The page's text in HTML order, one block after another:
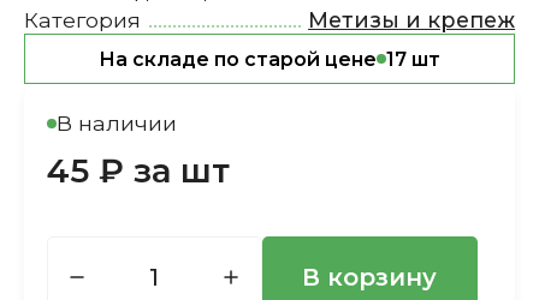
Категория
Метизы и крепеж
На складе по старой цене 17 шт
В наличии
45 ₽ за шт
В корзину